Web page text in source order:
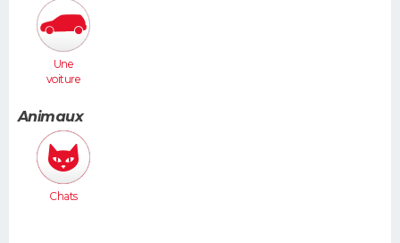
Une
voiture
(Megane,
307...)
Animaux
Chats